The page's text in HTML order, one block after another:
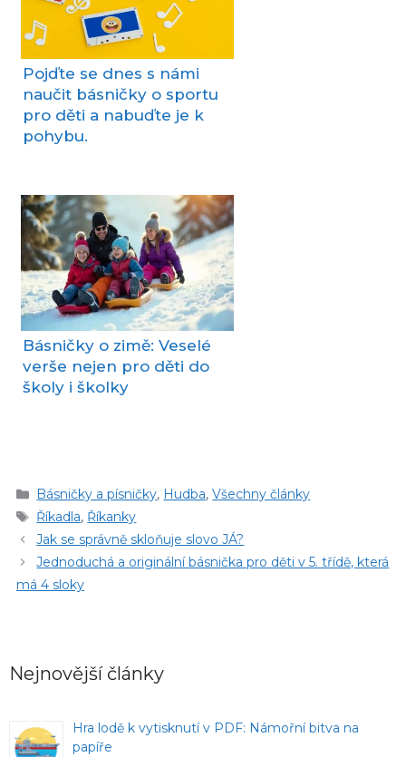
Pojďte se dnes s námi
naučit básničky o sportu
pro děti a nabuďte je k
pohybu.
Básničky o zimě: Veselé
verše nejen pro děti do
školy i školky
Rubriky
Básničky a písničky, Hudba,Všechny články
Štítky
Říkadla, Říkanky
Jak se správně skloňuje slovo JÁ?
Jednoduchá a originální básnička pro děti v 5. třídě, která
má 4 sloky
Nejnovější články
Hra lodě k vytisknutí v PDF: Námořní bitva na
papíře